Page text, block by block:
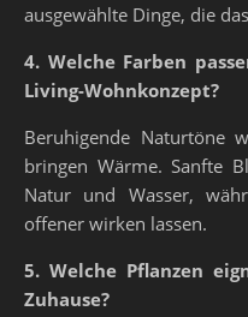
ausgewählte Dinge, die
4. Welche Farben
Living-Wohnkonzept?
Beruhigende Naturtöne
bringen Wärme. Sanfte
Natur und Wasser,
offener wirken lassen.
5. Welche Pflanzen
Zuhause?